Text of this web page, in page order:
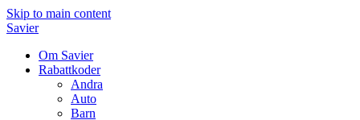
Skip to main content
Savier
Om Savier
Rabattkoder
Andra
Auto
Barn